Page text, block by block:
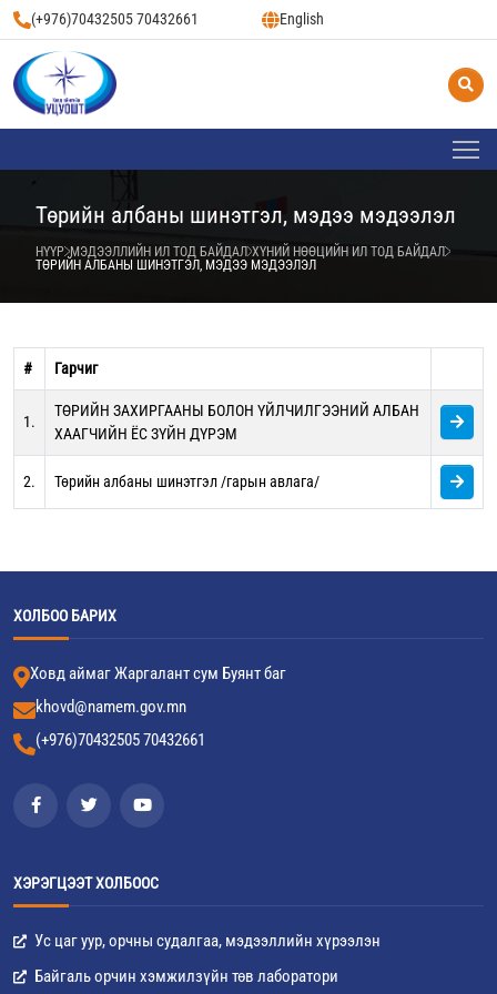
(+976)70432505 70432661 English
Төрийн албаны шинэтгэл, мэдээ мэдээлэл
НҮҮР МЭДЭЭЛЛИЙН ИЛ ТОД БАЙДАЛ ХҮНИЙ НӨӨЦИЙН ИЛ ТОД БАЙДАЛ
ТӨРИЙН АЛБАНЫ ШИНЭТГЭЛ, МЭДЭЭ МЭДЭЭЛЭЛ
# Гарчиг
1.
ТӨРИЙН ЗАХИРГААНЫ БОЛОН ҮЙЛЧИЛГЭЭНИЙ АЛБАН
ХААГЧИЙН ЁС ЗҮЙН ДҮРЭМ
2. Төрийн албаны шинэтгэл /гарын авлага/
ХОЛБОО БАРИХ
Ховд аймаг Жаргалант сум Буянт баг
khovd@namem.gov.mn
(+976)70432505 70432661
ХЭРЭГЦЭЭТ ХОЛБООС
Ус цаг уур, орчны судалгаа, мэдээллийн хүрээлэн
Байгаль орчин хэмжилзүйн төв лаборатори